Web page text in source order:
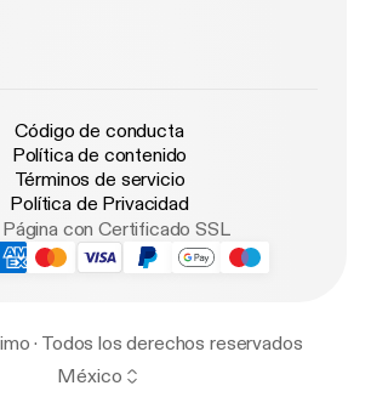
Código de conducta
Política de contenido
Términos de servicio
Política de Privacidad
Página con Certificado SSL
· Todos los derechos reservados
México